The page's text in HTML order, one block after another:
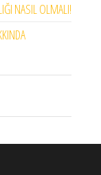
NASIL OLMALI!